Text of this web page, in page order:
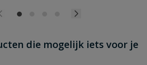
die mogelijk iets voor je